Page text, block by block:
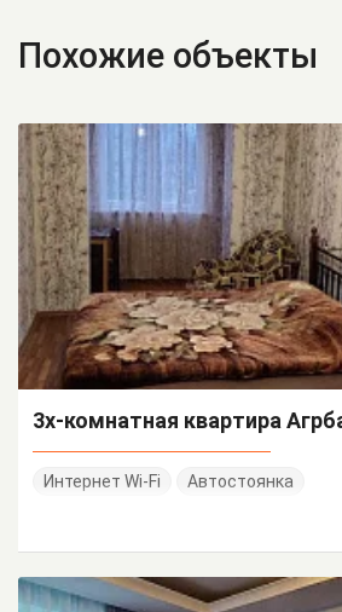
Похожие объекты
3х-комнатная квартира
Интернет Wi-Fi Автостоянка